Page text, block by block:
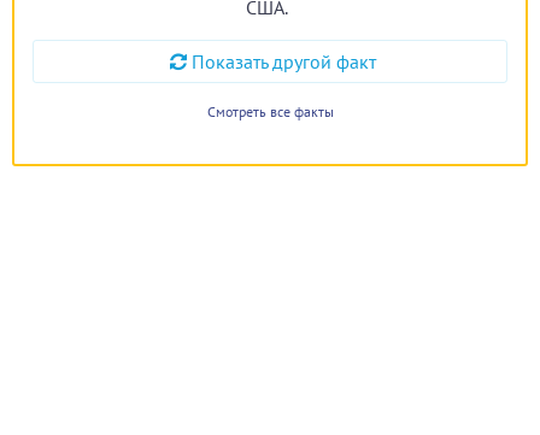
США.
Показать другой факт
Смотреть все факты